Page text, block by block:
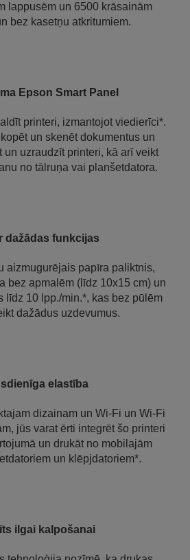
lappusēm un 6500 krāsainām
bez kasetņu atkritumiem.
Epson Smart Panel
printeri, izmantojot viedierīci*.
un skenēt dokumentus un
un uzraudzīt printeri, kā arī veikt
no tālruņa vai planšetdatora.
dažādas funkcijas
aizmugurējais papīra paliktnis,
bez apmalēm (līdz 10x15 cm) un
līdz 10 lpp./min.*, kas bez pūlēm
dažādus uzdevumus.
elastība
dizainam un Wi-Fi un Wi-Fi
jūs varat ērti integrēt šo printeri
un drukāt no mobilajām
un klēpjdatoriem*.
ilgai kalpošanai